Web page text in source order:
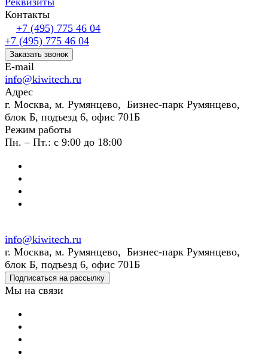
Контакты
+7 (495) 775 46 04
+7 (495) 775 46 04
Заказать звонок
E-mail
info@kiwitech.ru
Адрес
г. Москва, м. Румянцево, Бизнес-парк Румянцево,
блок Б, подъезд 6, офис 701Б
Режим работы
Пн. – Пт.: с 9:00 до 18:00
info@kiwitech.ru
г. Москва, м. Румянцево, Бизнес-парк Румянцево,
блок Б, подъезд 6, офис 701Б
Подписаться на рассылку
Мы на связи